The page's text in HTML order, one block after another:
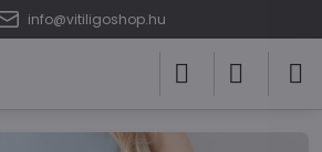
info@vitiligoshop.hu